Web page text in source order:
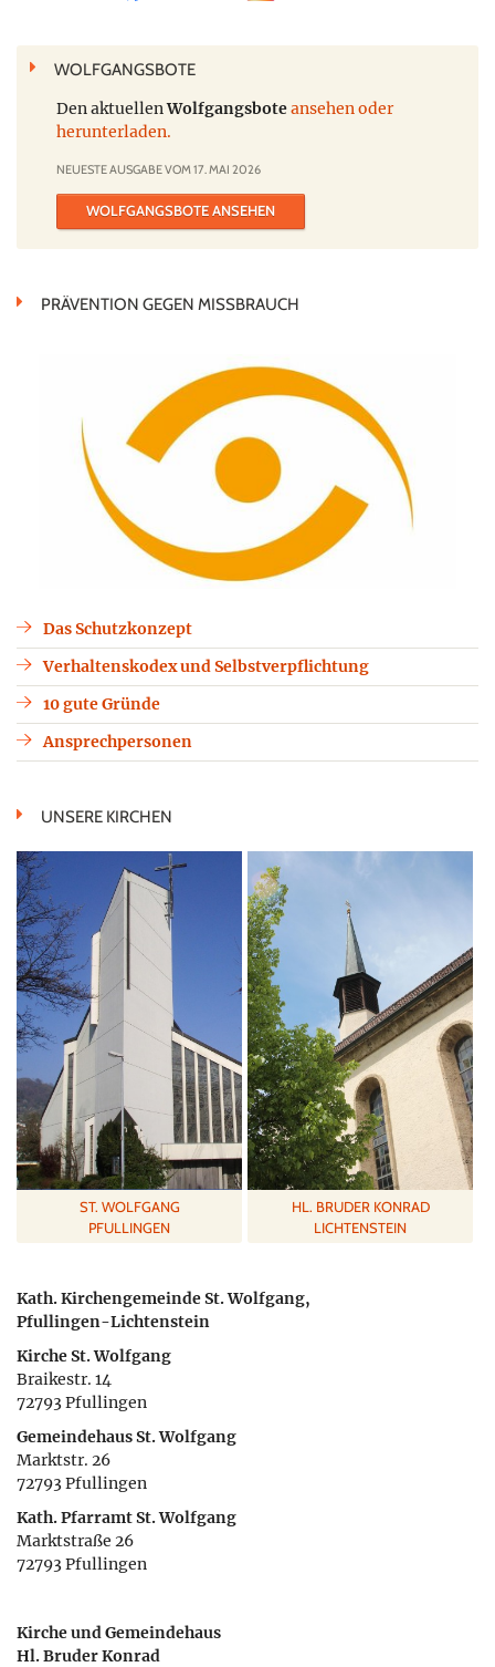
WOLFGANGSBOTE
Den aktuellenWolfgangsboteansehen oder
herunterladen.
NEUESTE AUSGABE VOM 17. MAI 2026
WOLFGANGSBOTE ANSEHEN
PRÄVENTION GEGEN MISSBRAUCH
Das Schutzkonzept
Verhaltenskodex und Selbstverpflichtung
10 gute Gründe
Ansprechpersonen
UNSERE KIRCHEN
ST. WOLFGANG
PFULLINGEN
HL. BRUDER KONRAD
LICHTENSTEIN
Kath. Kirchengemeinde St. Wolfgang,
Pfullingen-Lichtenstein
Kirche St. Wolfgang
Braikestr. 14
72793 Pfullingen
Gemeindehaus St. Wolfgang
Marktstr. 26
72793 Pfullingen
Kath. Pfarramt St. Wolfgang
Marktstraße 26
72793 Pfullingen
Kirche und Gemeindehaus
Hl. Bruder Konrad